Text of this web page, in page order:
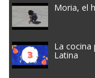
Moria, el
La cocina
Latina